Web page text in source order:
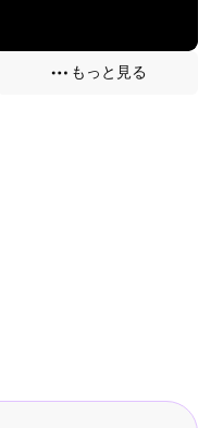
もっと見る